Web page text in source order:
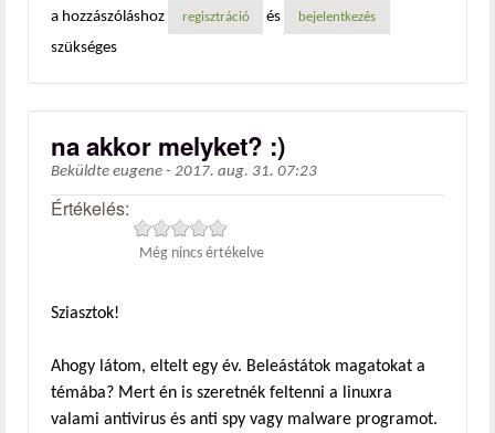
a hozzászóláshoz
regisztráció és bejelentkezés
szükséges
na akkor melyket? :)
Beküldte eugene - 2017. aug. 31. 07:23
Értékelés:
Még nincs értékelve
Sziasztok!
Ahogy látom, eltelt egy év. Beleástátok magatokat a
témába? Mert én is szeretnék feltenni a linuxra
valami antivirus és anti spy vagy malware programot.